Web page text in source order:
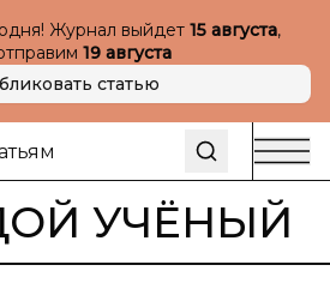
Журнал выйдет 15 августа,
19 августа
статью
УЧЁНЫЙ